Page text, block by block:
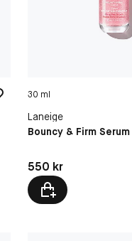
30 ml
Laneige
Bouncy & Firm Serum
Pris: 550 kr
550 kr